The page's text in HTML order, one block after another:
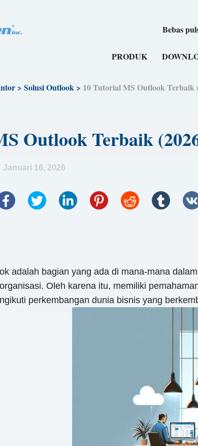
Bebas
PRODUK
> Solusi Outlook> 10 Tutorial MS Outlook Terbaik
Outlook Terbaik
Januari 16, 2026
adalah bagian yang ada di mana-mana
Oleh karena itu, memiliki
perkembangan dunia bisnis yang